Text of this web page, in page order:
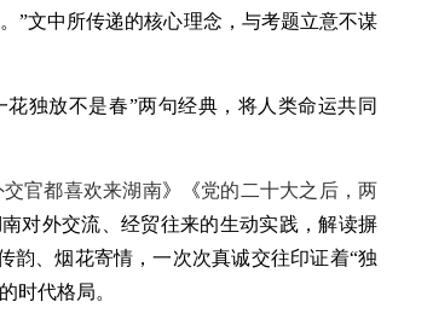
”文中所传递的核心理念，与考题立意不谋
花独放不是春”两句经典，将人类命运共同
交官都喜欢来湖南》《党的二十大之后，两
对外交流、经贸往来的生动实践，解读摒
韵、烟花寄情，一次次真诚交往印证着“独
时代格局。